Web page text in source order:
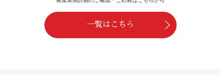
一覧はこちら